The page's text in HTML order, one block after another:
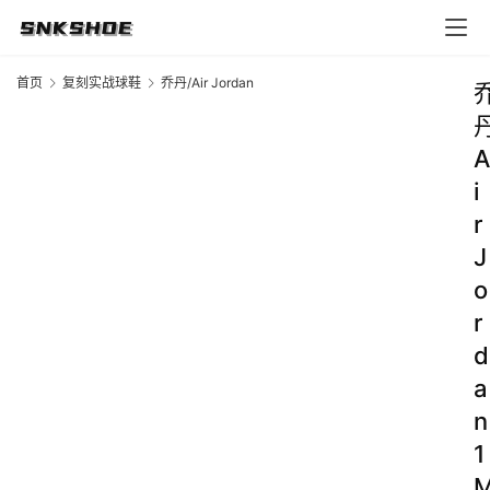
首页 复刻实战球鞋 乔丹/Air Jordan
A
i
r
J
o
r
d
a
n
1